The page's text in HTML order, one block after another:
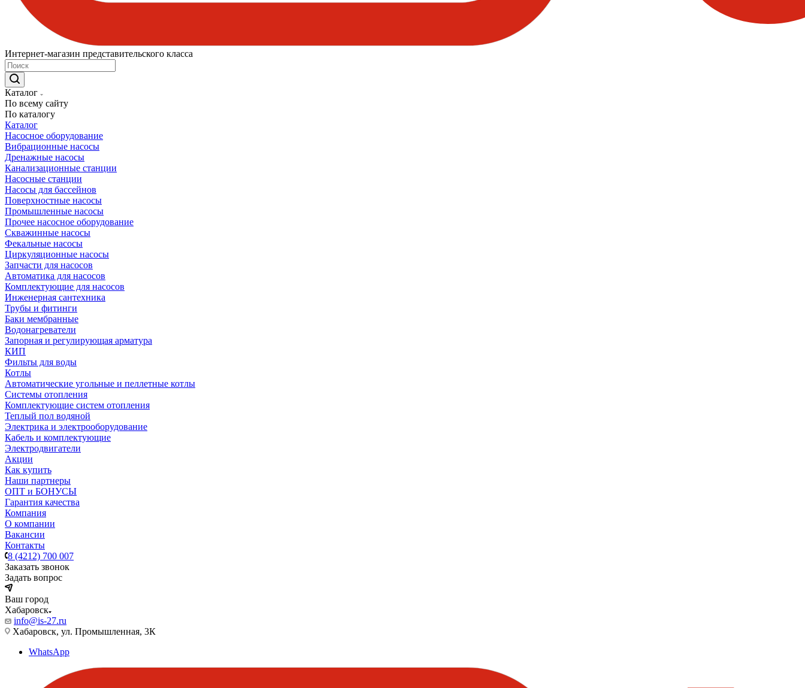
Интернет-магазин представительского класса
Каталог
По всему сайту
По каталогу
Каталог
Насосное оборудование
Вибрационные насосы
Дренажные насосы
Канализационные станции
Насосные станции
Насосы для бассейнов
Поверхностные насосы
Промышленные насосы
Прочее насосное оборудование
Скважинные насосы
Фекальные насосы
Циркуляционные насосы
Запчасти для насосов
Автоматика для насосов
Комплектующие для насосов
Инженерная сантехника
Трубы и фитинги
Баки мембранные
Водонагреватели
Запорная и регулирующая арматура
КИП
Фильты для воды
Котлы
Автоматические угольные и пеллетные котлы
Системы отопления
Комплектующие систем отопления
Теплый пол водяной
Электрика и электрооборудование
Кабель и комплектующие
Электродвигатели
Акции
Как купить
Наши партнеры
ОПТ и БОНУСЫ
Гарантия качества
Компания
О компании
Вакансии
Контакты
8 (4212) 700 007
Заказать звонок
Задать вопрос
Ваш город
Хабаровск
info@is-27.ru
Хабаровск, ул. Промышленная, 3К
WhatsApp